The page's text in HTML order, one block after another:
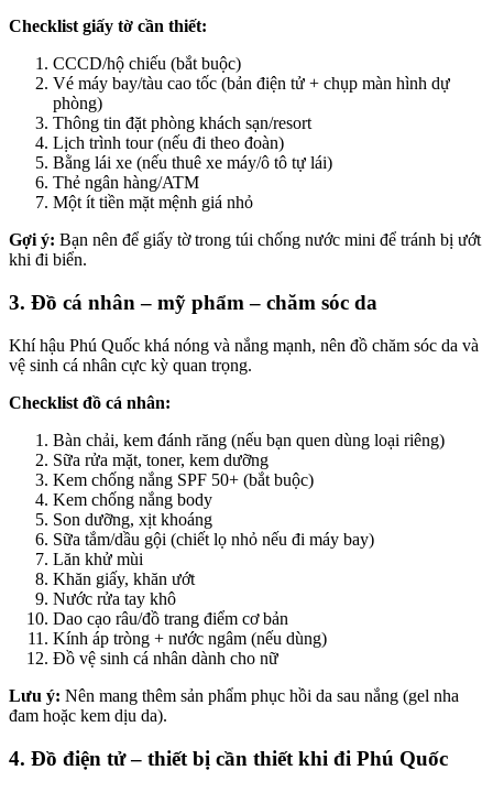
Checklist giấy tờ cần thiết:
CCCD/hộ chiếu (bắt buộc)
Vé máy bay/tàu cao tốc (bản điện tử + chụp màn hình dự
phòng)
Thông tin đặt phòng khách sạn/resort
Lịch trình tour (nếu đi theo đoàn)
Bằng lái xe (nếu thuê xe máy/ô tô tự lái)
Thẻ ngân hàng/ATM
Một ít tiền mặt mệnh giá nhỏ
Gợi ý: Bạn nên để giấy tờ trong túi chống nước mini để tránh bị ướt
khi đi biển.
3. Đồ cá nhân – mỹ phẩm – chăm sóc da
Khí hậu Phú Quốc khá nóng và nắng mạnh, nên đồ chăm sóc da và
vệ sinh cá nhân cực kỳ quan trọng.
Checklist đồ cá nhân:
Bàn chải, kem đánh răng (nếu bạn quen dùng loại riêng)
Sữa rửa mặt, toner, kem dưỡng
Kem chống nắng SPF 50+ (bắt buộc)
Kem chống nắng body
Son dưỡng, xịt khoáng
Sữa tắm/dầu gội (chiết lọ nhỏ nếu đi máy bay)
Lăn khử mùi
Khăn giấy, khăn ướt
Nước rửa tay khô
Dao cạo râu/đồ trang điểm cơ bản
Kính áp tròng + nước ngâm (nếu dùng)
Đồ vệ sinh cá nhân dành cho nữ
Lưu ý: Nên mang thêm sản phẩm phục hồi da sau nắng (gel nha
đam hoặc kem dịu da).
4. Đồ điện tử – thiết bị cần thiết khi đi Phú Quốc